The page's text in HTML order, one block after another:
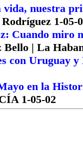
vida, nuestra
1-05-
Cuando miro
Bello | La
con Uruguay
en la
1-05-02